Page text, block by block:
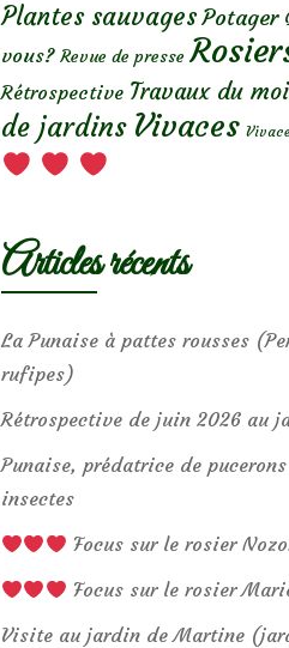
Plantes sauvages Potager
vous? Revue de presse
Rétrospective Travaux du
de jardins Vivaces
Articles récents
La Punaise à pattes rousses
rufipes)
Rétrospective de juin 2026 au
Punaise, prédatrice de
insectes
Focus sur le rosier
Focus sur le rosier
Visite au jardin de Martine